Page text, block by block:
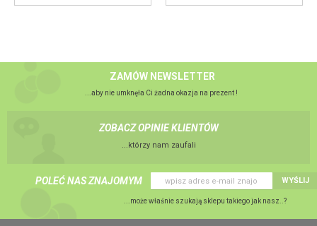
ZAMÓW NEWSLETTER
...aby nie umknęła Ci żadna okazja na prezent !
ZOBACZ OPINIE KLIENTÓW
...którzy nam zaufali
POLEĆ NAS ZNAJOMYM WYŚLIJ
...może właśnie szukają sklepu takiego jak nasz..?